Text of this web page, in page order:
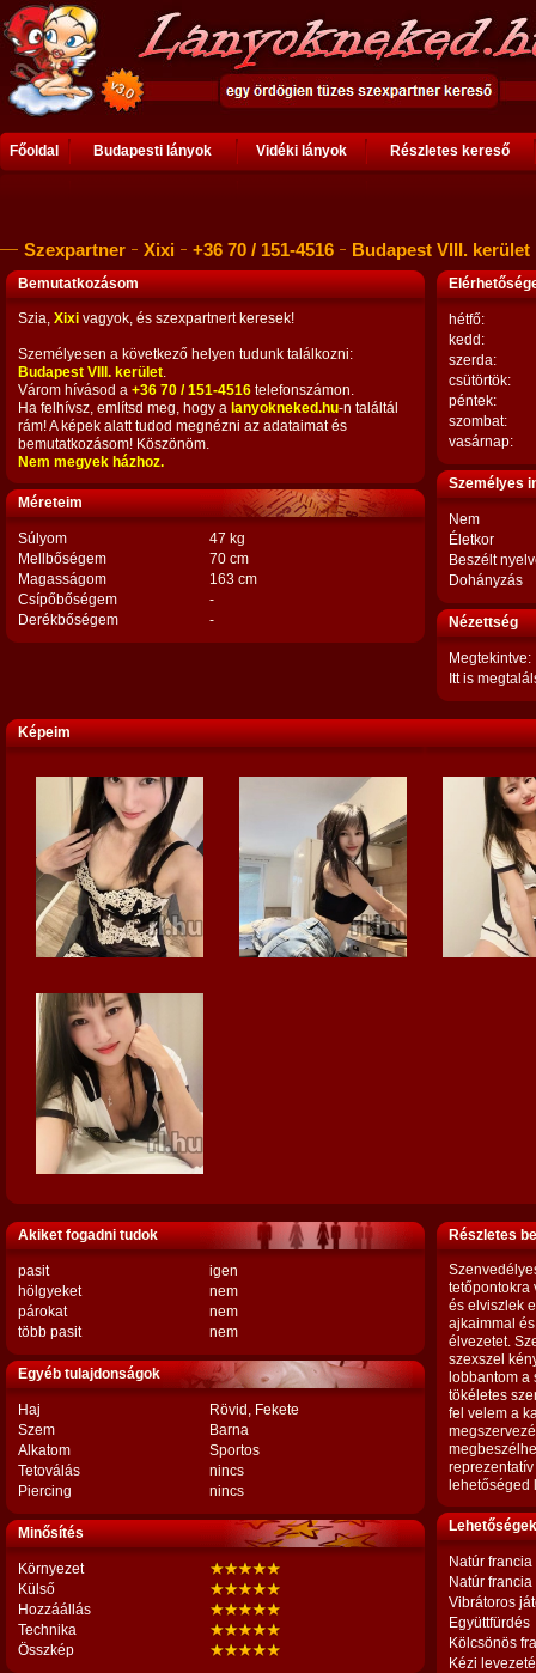
Főoldal Budapesti lányok Vidéki lányok Részletes kereső
Szexpartner Xixi +36 70 / 151-4516 Budapest VIII. kerület
Bemutatkozásom
Szia, Xixi vagyok, és szexpartnert keresek!
Személyesen a következő helyen tudunk találkozni:
Budapest VIII. kerület.
Várom hívásod a +36 70 / 151-4516 telefonszámon.
Ha felhívsz, említsd meg, hogy a lanyokneked.hu-n találtál
rám! A képek alatt tudod megnézni az adataimat és
bemutatkozásom! Köszönöm.
Nem megyek házhoz.
Méreteim
Súlyom
47 kg
Mellbőségem
70 cm
Magasságom
163 cm
Csípőbőségem
-
Derékbőségem
-
hétfő:
kedd:
szerda:
csütörtök:
péntek:
szombat:
vasárnap:
Személyes
Nem
Életkor
Beszélt
Dohányzás
Nézettség
Megtekintve:
Itt is
Képeim
Akiket fogadni tudok
pasit
igen
hölgyeket
nem
párokat
nem
több pasit
nem
Egyéb tulajdonságok
Haj
Rövid, Fekete
Szem
Barna
Alkatom
Sportos
Tetoválás
nincs
Piercing
nincs
Minősítés
Környezet
Külső
Hozzáállás
Technika
Összkép
Részletes
tetőpontokra
és elviszlek
ajkaimmal
élvezetet.
szexszel
lobbantom
tökéletes
fel velem a
lehetőséged
Natúr francia
Natúr
Vibrátoros
Együttfürdés
Kölcsönös
Kézi